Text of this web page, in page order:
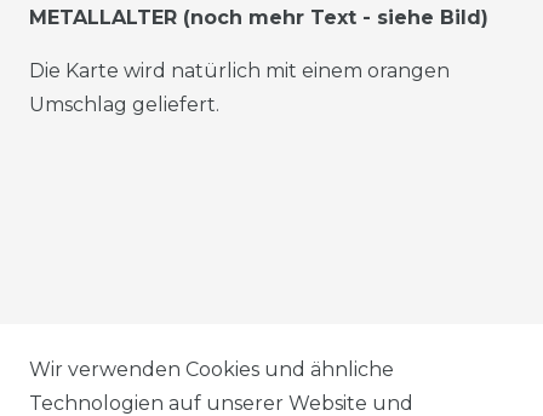
METALLALTER (noch mehr Text - siehe Bild)
Die Karte wird natürlich mit einem orangen
Umschlag geliefert.
AGB
Wir verwenden Cookies und ähnliche
Technologien auf unserer Website und